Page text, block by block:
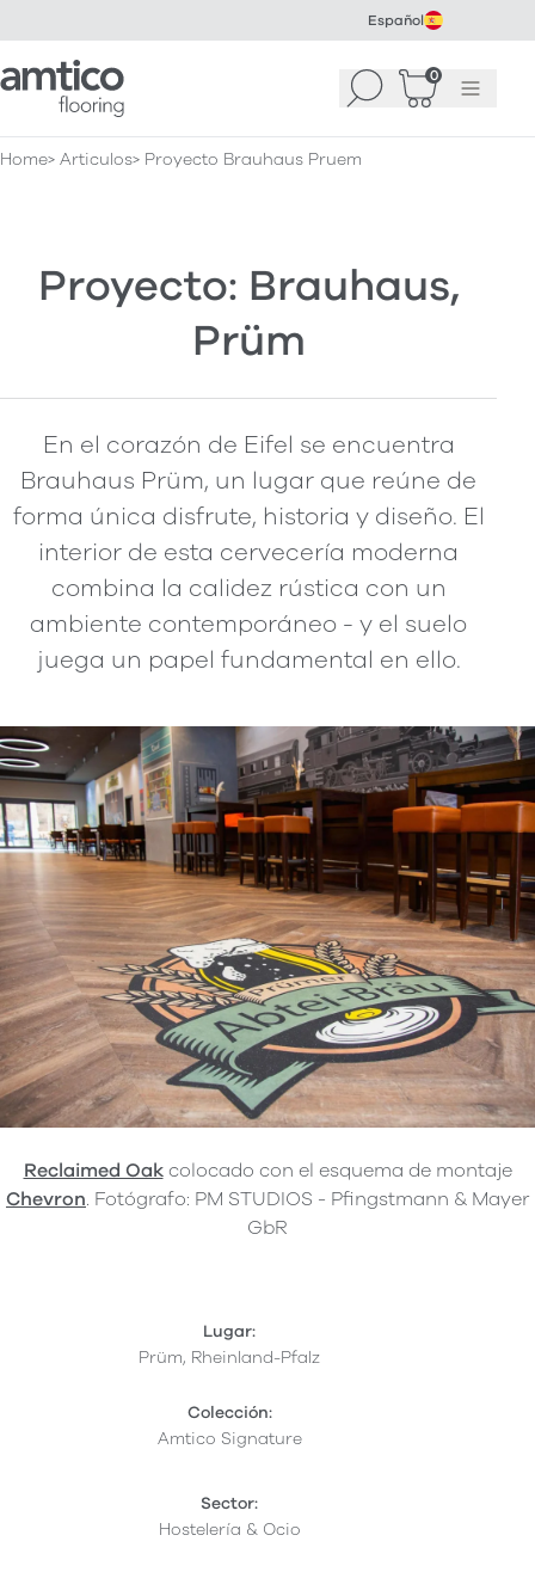
Español
Amtico Flooring Buscar 0
Cesta (0)
Menú
Home Articulos Proyecto Brauhaus Pruem
Proyecto: Brauhaus,
Prüm
En el corazón de Eifel se encuentra
Brauhaus Prüm, un lugar que reúne de
forma única disfrute, historia y diseño. El
interior de esta cervecería moderna
combina la calidez rústica con un
ambiente contemporáneo - y el suelo
juega un papel fundamental en ello.
Reclaimed Oakcolocado con el esquema de montaje
Chevron. Fotógrafo: PM STUDIOS - Pfingstmann & Mayer
GbR
Lugar:
Prüm, Rheinland-Pfalz
Colección:
Amtico Signature
Sector:
Hostelería & Ocio